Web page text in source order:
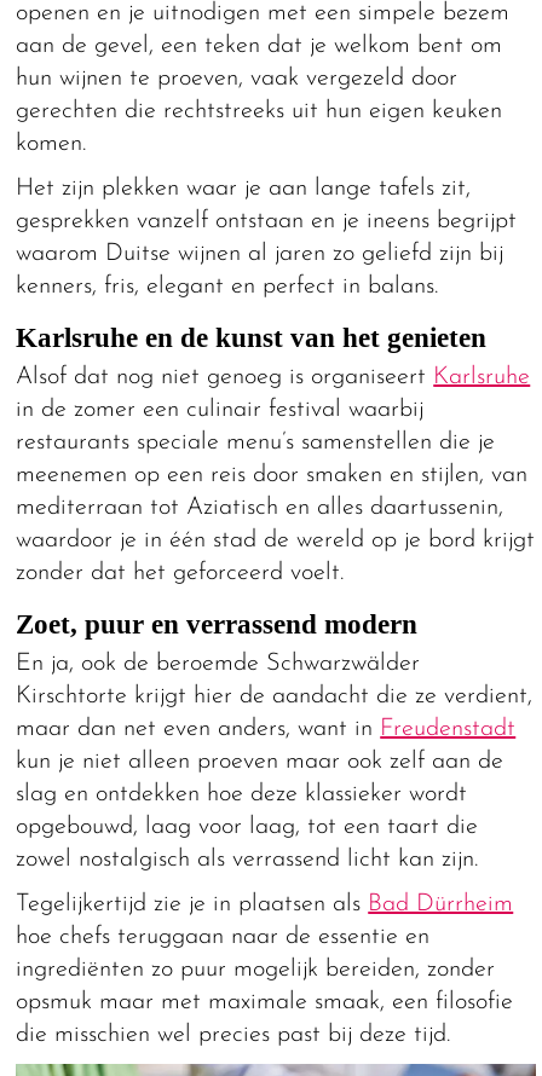
openen en je uitnodigen met een simpele bezem
aan de gevel, een teken dat je welkom bent om
hun wijnen te proeven, vaak vergezeld door
gerechten die rechtstreeks uit hun eigen keuken
komen.
Het zijn plekken waar je aan lange tafels zit,
gesprekken vanzelf ontstaan en je ineens begrijpt
waarom Duitse wijnen al jaren zo geliefd zijn bij
kenners, fris, elegant en perfect in balans.
Karlsruhe en de kunst van het genieten
Alsof dat nog niet genoeg is organiseert Karlsruhe
in de zomer een culinair festival waarbij
restaurants speciale menu’s samenstellen die je
meenemen op een reis door smaken en stijlen, van
mediterraan tot Aziatisch en alles daartussenin,
waardoor je in één stad de wereld op je bord krijgt
zonder dat het geforceerd voelt.
Zoet, puur en verrassend modern
En ja, ook de beroemde Schwarzwälder
Kirschtorte krijgt hier de aandacht die ze verdient,
maar dan net even anders, want in Freudenstadt
kun je niet alleen proeven maar ook zelf aan de
slag en ontdekken hoe deze klassieker wordt
opgebouwd, laag voor laag, tot een taart die
zowel nostalgisch als verrassend licht kan zijn.
Tegelijkertijd zie je in plaatsen als Bad Dürrheim
hoe chefs teruggaan naar de essentie en
ingrediënten zo puur mogelijk bereiden, zonder
opsmuk maar met maximale smaak, een filosofie
die misschien wel precies past bij deze tijd.